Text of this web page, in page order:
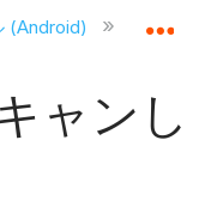
/折りたたむ
(Android)
ャンし